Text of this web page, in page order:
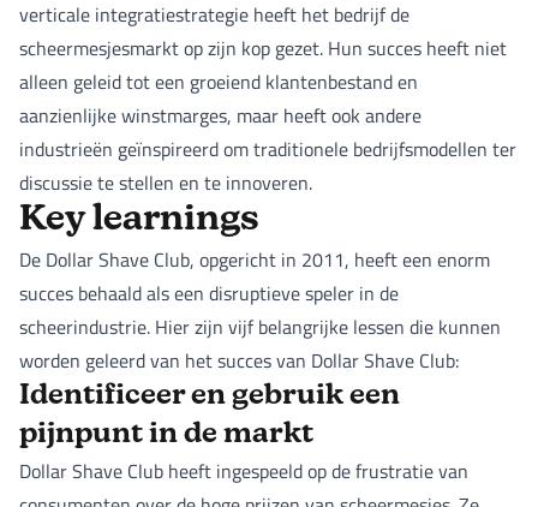
verticale integratiestrategie heeft het bedrijf de
scheermesjesmarkt op zijn kop gezet. Hun succes heeft niet
alleen geleid tot een groeiend klantenbestand en
aanzienlijke winstmarges, maar heeft ook andere
industrieën geïnspireerd om traditionele bedrijfsmodellen ter
discussie te stellen en te innoveren.
Key learnings
De Dollar Shave Club, opgericht in 2011, heeft een enorm
succes behaald als een disruptieve speler in de
scheerindustrie. Hier zijn vijf belangrijke lessen die kunnen
worden geleerd van het succes van Dollar Shave Club:
Identificeer en gebruik een
pijnpunt in de markt
Dollar Shave Club heeft ingespeeld op de frustratie van